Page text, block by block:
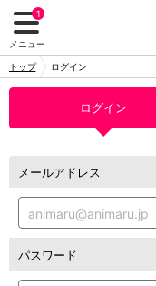
1
メニュー
トップ ログイン
ログイン
メールアドレス
パスワード